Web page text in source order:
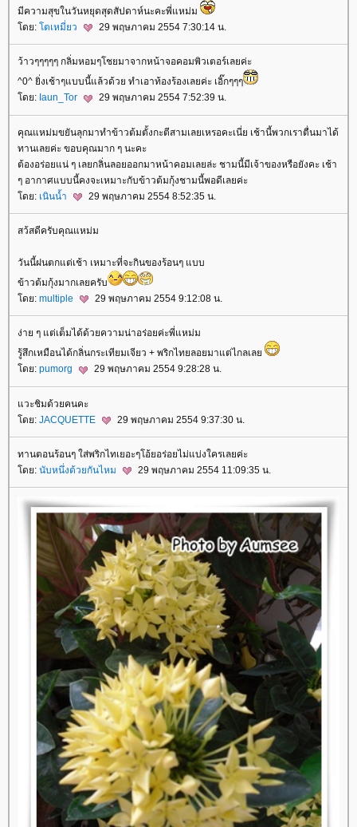
มีความสุขในวันหยุดสุดสัปดาห์นะคะพี่แหม่ม
ดย: ตเหมี่ยว 29 พฤษภาคม 2554 7:30:14 น.
ว้าวๆๆๆๆๆ กลิ่มหอมๆโชยมาจากหน้าจอคอมพิวเตอร์เลยค่ะ
^0^ ยิ่งเช้าๆแบบนี้แล้วด้วย ทำเอาท้องร้องเลยค่ะ เอิ๊กๆๆๆ
ดย: Iaun_Tor 29 พฤษภาคม 2554 7:52:39 น.
คุณแหม่มขยันลุกมาทำข้าวต้มตั้งกะตีสามเลยเหรอคะเนี่ย เช้านี้พวกเราตื่นมาได้
ทานเลยค่ะ ขอบคุณมาก ๆ นะคะ
ต้องอร่อยแน่ ๆ เลยกลิ่นลอยออกมาหน้าคอมเลยล่ะ ชามนี้มีเจ้าของหรือยังคะ เช้า
ๆ อากาศแบบนี้คงจะเหมาะกับข้าวต้มกุ้งชามนี้พอดีเลยค่ะ
ดย: เนินน้ำ 29 พฤษภาคม 2554 8:52:35 น.
สว้สดีครับคุณแหม่ม
วันนี้ฝนตกแต่เช้า เหมาะที่จะกินของร้อนๆ แบบ
ข้าวต้มกุ้งมากเลยครับ
ดย: multiple 29 พฤษภาคม 2554 9:12:08 น.
ง่าย ๆ แต่เต็มได้ด้วยความน่าอร่อยค่ะพี่แหม่ม
รู้สึกเหมือนได้กลิ่นกระเทียมเจียว + พริกไทยลอยมาแต่ไกลเล
ดย: pumorg 29 พฤษภาคม 2554 9:28:28 น.
วะชิมด้วยคนคะ
ดย: JACQUETTE 29 พฤษภาคม 2554 9:37:30 น.
ทานตอนร้อนๆ ใส่พริกไทเยอะๆโอ้ยอร่อยไม่แบ่งใครเลยค่ะ
ดย: นับหนึ่งด้วยกันไหม 29 พฤษภาคม 2554 11:09:35 น.